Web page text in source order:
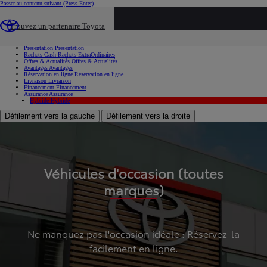
Passer au contenu suivant (Press Enter)
Trouvez un partenaire Toyota
Présentation Présentation
Rachats Cash Rachats ExtraOrdinaires
Offres & Actualités Offres & Actualités
Avantages Avantages
Réservation en ligne Réservation en ligne
Livraison Livraison
Financement Financement
Assurance Assurance
Hybride Hybride
Défilement vers la gauche Défilement vers la droite
Véhicules d'occasion (toutes
marques)
Ne manquez pas l'occasion idéale : Réservez-la
facilement en ligne.